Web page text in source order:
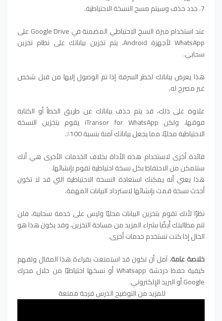
7. حدد حذف وسيتم مسح النسخة الاحتياطية.
عند استخدام ميزة النسخ الاحتياطي المضمنة في Google Drive على
WhatsApp لأجهزة Android، يتم تخزين بياناتك على نظام تخزين
سحابي.
هذا يعرض بياناتك لخطر السرقة إذا تم الوصول إليها من قبل شخص
غير مصرح له.
علاوة على ذلك، قد يتم حذف بياناتك عن طريق الخطأ أو الكتابة
فوقها، ولكن iTransor for WhatsApp يقوم بتخزين النسخة
الاحتياطية محليًا، مما يجعل بياناتك آمنة بنسبة 100٪.
فائدة أخرى لاستخدام هذه الأداة بخلاف الخدمات الأخرى هي أنك
ستتمكن من الاحتفاظ بكل نسخة احتياطية تقوم بإنشائها.
هذا يعني أنه يمكنك استعادة النسخة الاحتياطية التي قد لا تكون
أحدث نسخة قمت بإنشائها لاسترداد البيانات المهمة.
نظرًا لأنك تقوم بتخزين البيانات محليًا وليس على خدمة سحابية، فلن
تتم مطالبتك أيضًا بشراء المزيد من مساحة التخزين، وقد يكون هذا هو
الحال إذا كنت تستخدم خدمات أخرى.
خلاصة عامة،آمل أن تكون قد استمتعت بقراءة هذا المقال وتفهم
كيفية حفظ دردشة Whatsapp أو نسخها احتياطيًا من خلال محرك
Google أو البريد الإلكتروني.
للمزيد من التوضيح الذرس فرجة ممتعة